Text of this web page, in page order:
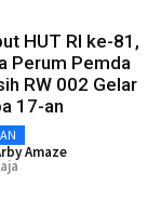
HUT RI ke-81,
Perum Pemda
RW 002 Gelar
17-an
Amaze